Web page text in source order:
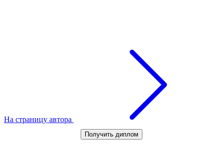
На страницу автора
Получить диплом